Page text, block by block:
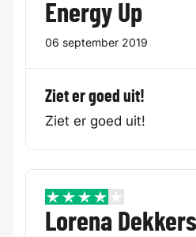
Energy Up
06 september 2019
Ziet er goed uit!
Ziet er goed uit!
4 / 5
Lorena Dekkers